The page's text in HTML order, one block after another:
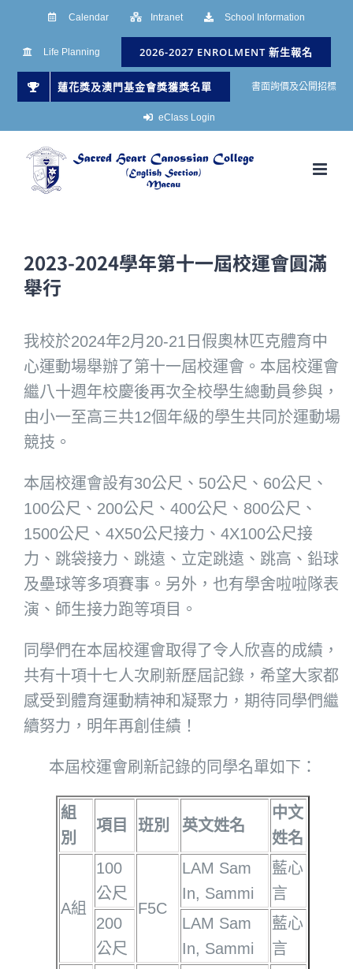
Calendar Intranet School Information
Life Planning 2026-2027 ENROLMENT 新生報名
蓮花獎及澳門基金會獎獲獎名單 書面詢價及公開招標
eClass Login
2023-2024學年第十一屆校運會圓滿
舉行
我校於2024年2月20-21日假奧林匹克體育中
心運動場舉辦了第十一屆校運會。本屆校運會
繼八十週年校慶後再次全校學生總動員參與，
由小一至高三共12個年級的學生共同於運動場
競技。
本屆校運會設有30公尺、50公尺、60公尺、
100公尺、200公尺、400公尺、800公尺、
1500公尺、4X50公尺接力、4X100公尺接
力、跳袋接力、跳遠、立定跳遠、跳高、鉛球
及壘球等多項賽事。另外，也有學舍啦啦隊表
演、師生接力跑等項目。
同學們在本屆校運會取得了令人欣喜的成績，
共有十項十七人次刷新歷屆記錄，希望大家都
感受到體育運動精神和凝聚力，期待同學們繼
續努力，明年再創佳績！
本屆校運會刷新記錄的同學名單如下：
組
別
項目 班別 英文姓名
中文
姓名
A組
100
公尺
F5C
LAM Sam
In, Sammi
藍心
言
200
公尺
LAM Sam
In, Sammi
藍心
言